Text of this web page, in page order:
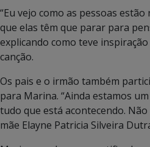
“Eu vejo como as pessoas
que elas têm que parar para
explicando como teve
canção.
Os pais e o irmão também
para Marina. “Ainda estamos
tudo que está acontecendo.
mãe Elayne Patricia Silveira